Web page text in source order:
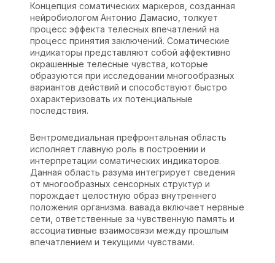
Концепция соматических маркеров, созданная
нейробиологом Антонио Дамасио, толкует
процесс эффекта телесных впечатлений на
процесс принятия заключений. Соматические
индикаторы представляют собой аффективно
окрашенные телесные чувства, которые
образуются при исследовании многообразных
вариантов действий и способствуют быстро
охарактеризовать их потенциальные
последствия.
Вентромедиальная префронтальная область
исполняет главную роль в построении и
интерпретации соматических индикаторов.
Данная область разума интегрирует сведения
от многообразных сенсорных структур и
порождает целостную образ внутреннего
положения организма. вавада включает нервные
сети, ответственные за чувственную память и
ассоциативные взаимосвязи между прошлым
впечатлением и текущими чувствами.